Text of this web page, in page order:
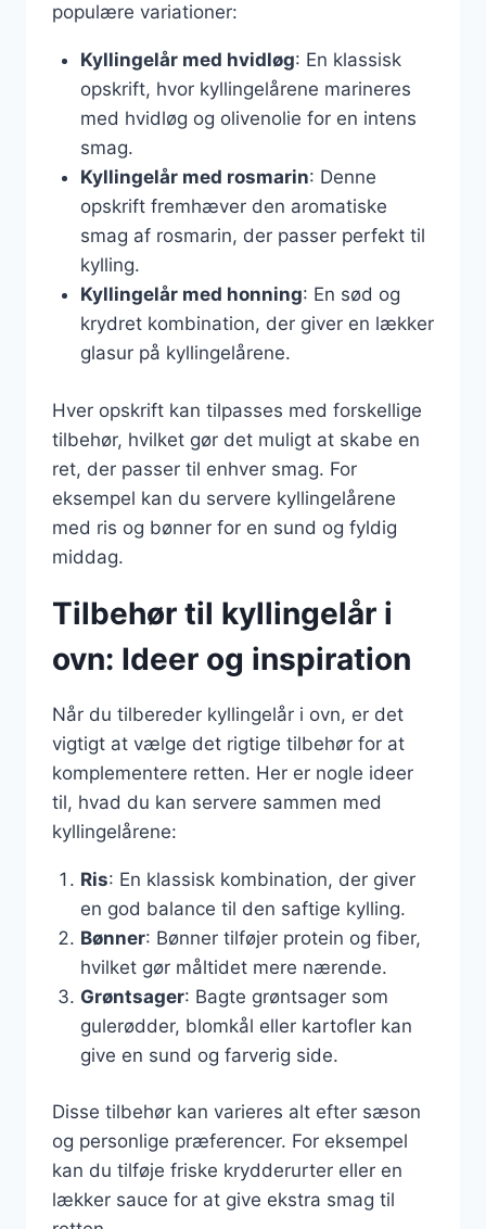
populære variationer:
Kyllingelår med hvidløg: En klassisk
opskrift, hvor kyllingelårene marineres
med hvidløg og olivenolie for en intens
smag.
Kyllingelår med rosmarin: Denne
opskrift fremhæver den aromatiske
smag af rosmarin, der passer perfekt til
kylling.
Kyllingelår med honning: En sød og
krydret kombination, der giver en lækker
glasur på kyllingelårene.
Hver opskrift kan tilpasses med forskellige
tilbehør, hvilket gør det muligt at skabe en
ret, der passer til enhver smag. For
eksempel kan du servere kyllingelårene
med ris og bønner for en sund og fyldig
middag.
Tilbehør til kyllingelår i
ovn: Ideer og inspiration
Når du tilbereder kyllingelår i ovn, er det
vigtigt at vælge det rigtige tilbehør for at
komplementere retten. Her er nogle ideer
til, hvad du kan servere sammen med
kyllingelårene:
Ris: En klassisk kombination, der giver
en god balance til den saftige kylling.
Bønner: Bønner tilføjer protein og fiber,
hvilket gør måltidet mere nærende.
Grøntsager: Bagte grøntsager som
gulerødder, blomkål eller kartofler kan
give en sund og farverig side.
Disse tilbehør kan varieres alt efter sæson
og personlige præferencer. For eksempel
kan du tilføje friske krydderurter eller en
lækker sauce for at give ekstra smag til